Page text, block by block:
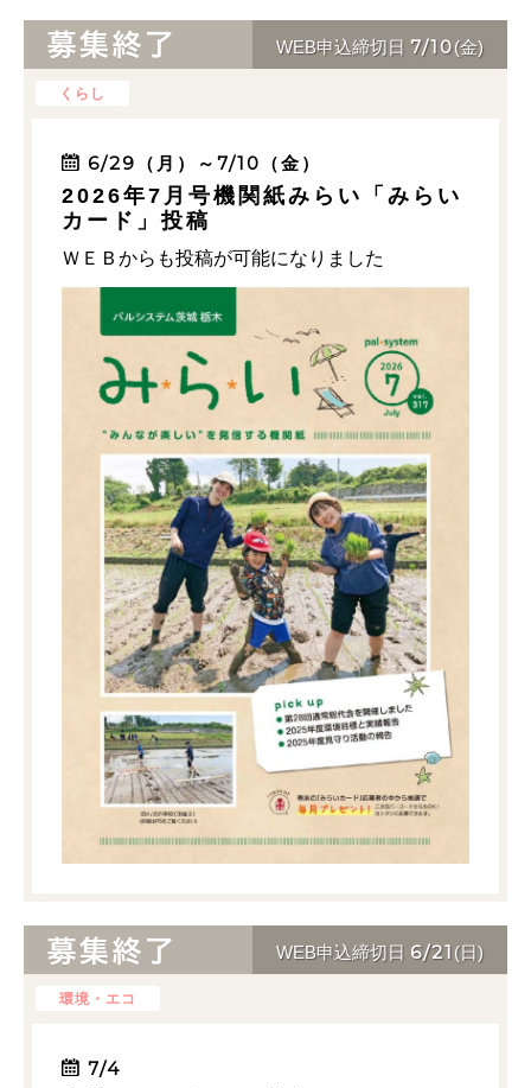
WEB申込締切日 7/10(金)
くらし
6/29（月）～7/10（金）
2026年7月号機関紙みらい「みらい
カード」投稿
ＷＥＢからも投稿が可能になりました
WEB申込締切日 6/21(日)
環境・エコ
7/4